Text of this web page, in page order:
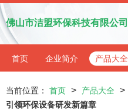
佛山市洁盟环保科技有限公司
首页 企业简介 产品大全
当前位置： 首页 > 产品大全 >
引领环保设备研发新篇章